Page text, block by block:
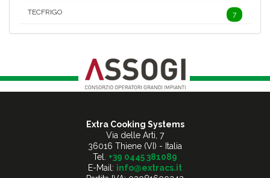
TECFRIGO 7
Extra Cooking Systems
Via delle Arti, 7
36016 Thiene (VI) - Italia
Tel. +39 0445 381089
E-Mail: info@extracs.it